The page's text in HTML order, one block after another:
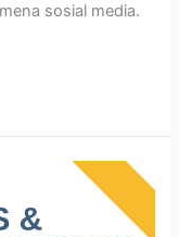
sosial media.